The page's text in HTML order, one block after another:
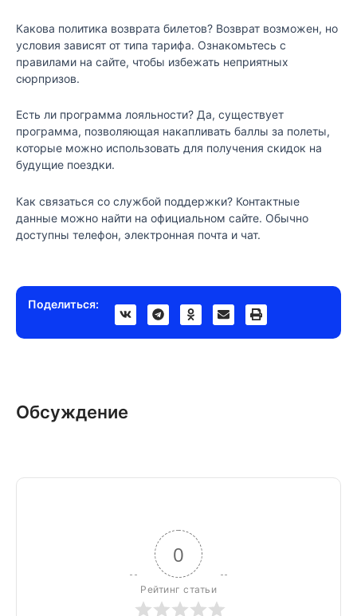
Какова политика возврата билетов? Возврат возможен, но
условия зависят от типа тарифа. Ознакомьтесь с
правилами на сайте, чтобы избежать неприятных
сюрпризов.
Есть ли программа лояльности? Да, существует
программа, позволяющая накапливать баллы за полеты,
которые можно использовать для получения скидок на
будущие поездки.
Как связаться со службой поддержки? Контактные
данные можно найти на официальном сайте. Обычно
доступны телефон, электронная почта и чат.
Поделиться:
Обсуждение
0
Рейтинг статьи